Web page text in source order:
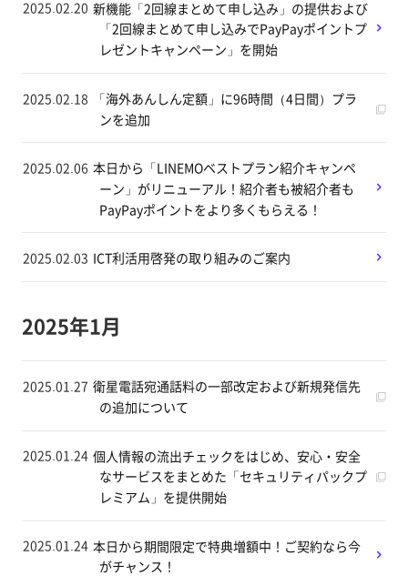
2025.02.20 新機能「2回線まとめて申し込み」の提供および
「2回線まとめて申し込みでPayPayポイントプ
レゼントキャンペーン」を開始
2025.02.18
「海外あんしん定額」に96時間（4日間）プラ
ンを追加
2025.02.06 本日から「LINEMOベストプラン紹介キャンペ
ーン」がリニューアル！紹介者も被紹介者も
PayPayポイントをより多くもらえる！
2025.02.03 ICT利活用啓発の取り組みのご案内
2025年1月
2025.01.27 衛星電話宛通話料の一部改定および新規発信先
の追加について
2025.01.24 個人情報の流出チェックをはじめ、安心・安全
なサービスをまとめた「セキュリティパックプ
レミアム」を提供開始
2025.01.24 本日から期間限定で特典増額中！ご契約なら今
がチャンス！